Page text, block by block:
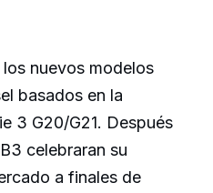
nuevos modelos
basados en la
3 G20/G21. Después
celebraran su
a finales de